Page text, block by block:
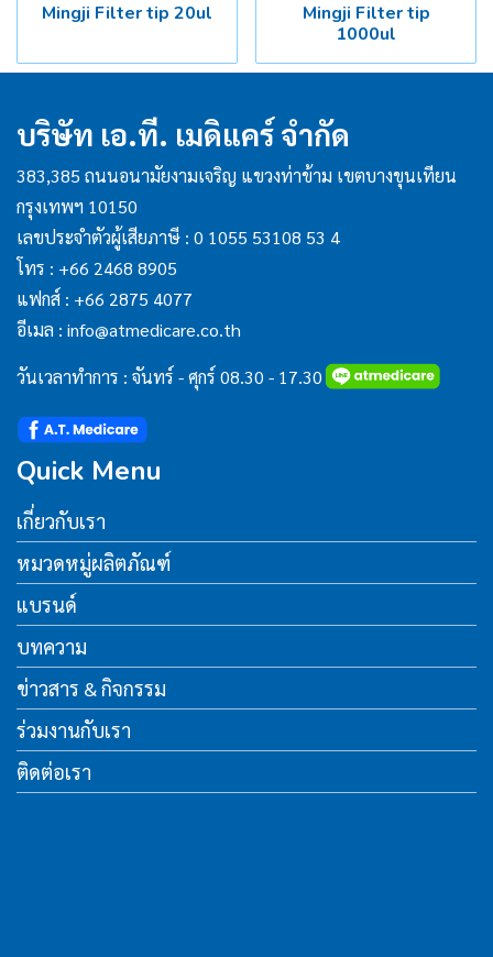
Mingji Filter tip 20ul
Mingji Filter tip
1000ul
บริษัท เอ.ที. เมดิแคร์ จำกัด
383,385 ถนนอนามัยงามเจริญ แขวงท่าข้าม เขตบางขุนเทียน
กรุงเทพฯ 10150
เลขประจำตัวผู้เสียภาษี : 0 1055 53108 53 4
โทร : +66 2468 8905
แฟกส์ : +66 2875 4077
อีเมล : info@atmedicare.co.th
วันเวลาทำการ : จันทร์ - ศุกร์ 08.30 - 17.30
Quick Menu
เกี่ยวกับเรา
หมวดหมู่ผลิตภัณฑ์
แบรนด์
บทความ
ข่าวสาร & กิจกรรม
ร่วมงานกับเรา
ติดต่อเรา